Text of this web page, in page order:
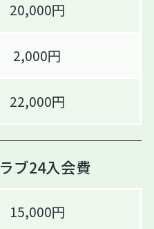
20,000円
2,000円
22,000円
ブ24入会費
15,000円